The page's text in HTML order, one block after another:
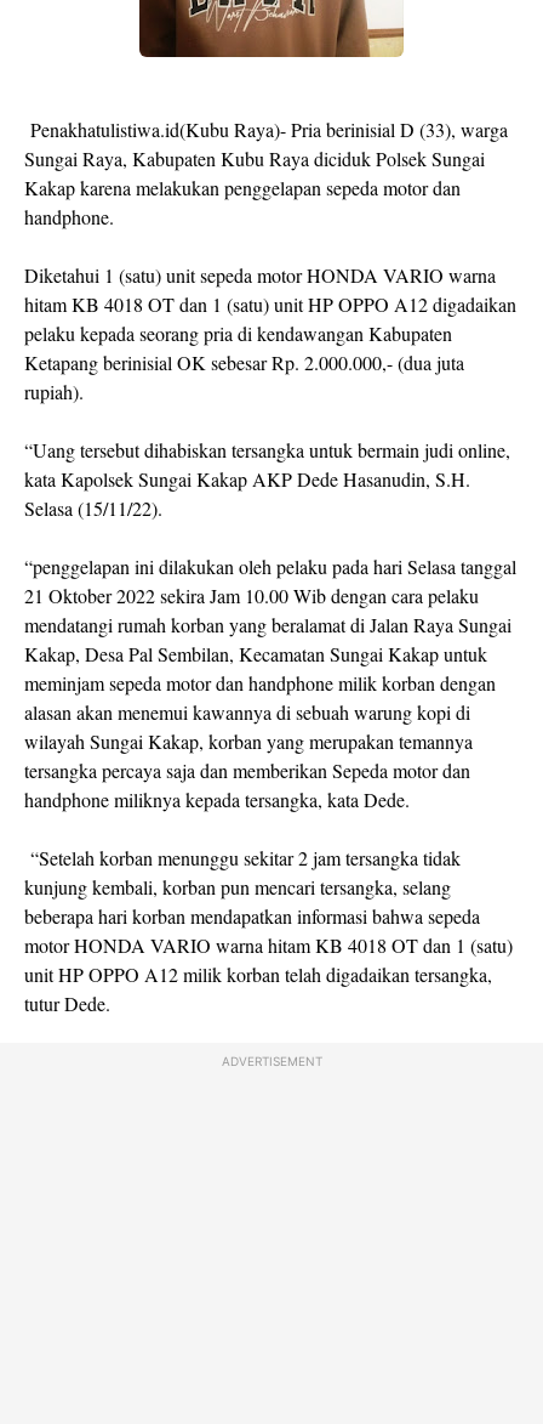
Penakhatulistiwa.id(Kubu Raya)- Pria berinisial D (33), warga
Sungai Raya, Kabupaten Kubu Raya diciduk Polsek Sungai
Kakap karena melakukan penggelapan sepeda motor dan
handphone.
Diketahui 1 (satu) unit sepeda motor HONDA VARIO warna
hitam KB 4018 OT dan 1 (satu) unit HP OPPO A12 digadaikan
pelaku kepada seorang pria di kendawangan Kabupaten
Ketapang berinisial OK sebesar Rp. 2.000.000,- (dua juta
rupiah).
“Uang tersebut dihabiskan tersangka untuk bermain judi online,
kata Kapolsek Sungai Kakap AKP Dede Hasanudin, S.H.
Selasa (15/11/22).
“penggelapan ini dilakukan oleh pelaku pada hari Selasa tanggal
21 Oktober 2022 sekira Jam 10.00 Wib dengan cara pelaku
mendatangi rumah korban yang beralamat di Jalan Raya Sungai
Kakap, Desa Pal Sembilan, Kecamatan Sungai Kakap untuk
meminjam sepeda motor dan handphone milik korban dengan
alasan akan menemui kawannya di sebuah warung kopi di
wilayah Sungai Kakap, korban yang merupakan temannya
tersangka percaya saja dan memberikan Sepeda motor dan
handphone miliknya kepada tersangka, kata Dede.
“Setelah korban menunggu sekitar 2 jam tersangka tidak
kunjung kembali, korban pun mencari tersangka, selang
beberapa hari korban mendapatkan informasi bahwa sepeda
motor HONDA VARIO warna hitam KB 4018 OT dan 1 (satu)
unit HP OPPO A12 milik korban telah digadaikan tersangka,
tutur Dede.
ADVERTISEMENT